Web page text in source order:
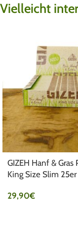
Vielleicht
GIZEH Hanf & Gras
King Size Slim
29,90€